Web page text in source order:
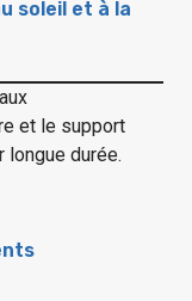
soleil et à la
et le support
longue durée.